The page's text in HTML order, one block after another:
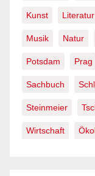
Kunst Literatur
Musik Natur
Potsdam Prag
Sachbuch
Steinmeier
Wirtschaft